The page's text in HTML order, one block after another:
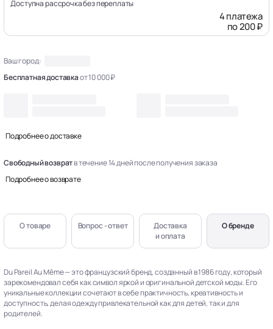
Доступна рассрочка без переплаты
4 платежа
по 200 ₽
Ваш город:
Бесплатная доставкаот 10 000 ₽
Подробнее о доставке
Свободный возвратв течение 14 дней после получения заказа
Подробнее о возврате
О товаре Вопрос - ответ
Доставка
и оплата
О бренде
Du Pareil Au Même — это французский бренд, созданный в 1986 году, который
зарекомендовал себя как символ яркой и оригинальной детской моды. Его
уникальные коллекции сочетают в себе практичность, креативность и
доступность, делая одежду привлекательной как для детей, так и для
родителей.